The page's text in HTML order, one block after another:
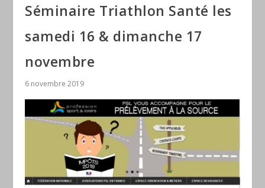
Séminaire Triathlon Santé les
samedi 16 & dimanche 17
novembre
6 novembre 2019